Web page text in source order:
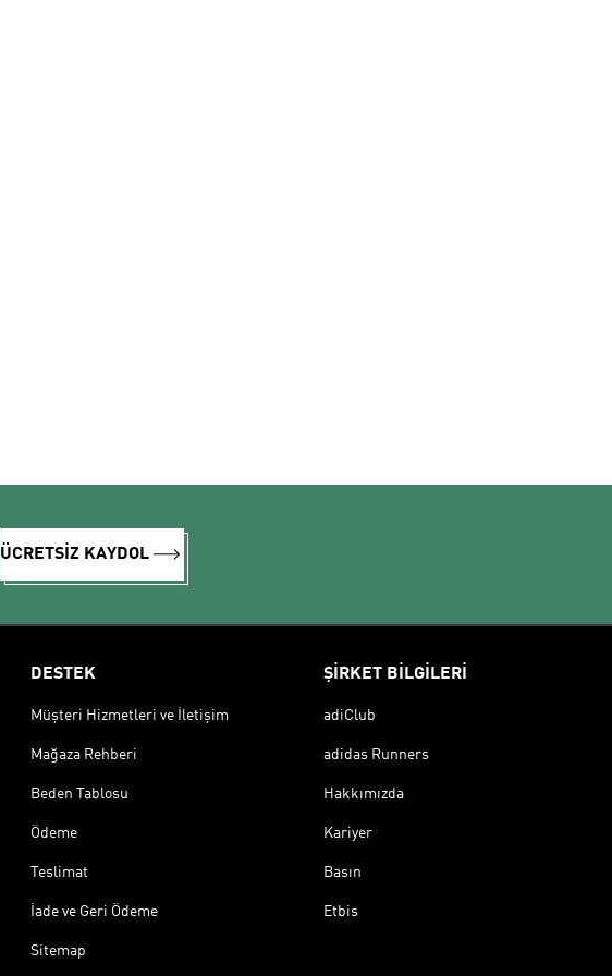
ÜCRETSİZ KAYDOL
DESTEK
Müşteri Hizmetleri ve İletişim
Mağaza Rehberi
Beden Tablosu
Ödeme
Teslimat
İade ve Geri Ödeme
Sitemap
ŞİRKET BİLGİLERİ
adiClub
adidas Runners
Hakkımızda
Kariyer
Basın
Etbis